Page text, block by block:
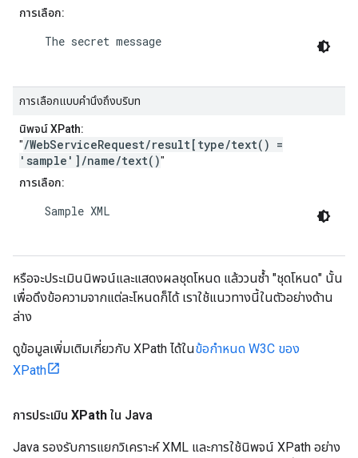
การเลือก:
    The secret message
การเลือกแบบคำนึงถึงบริบท
นิพจน์ XPath:
"/WebServiceRequest/result[type/text() =
'sample']/name/text()"
การเลือก:
    Sample XML
หรือจะประเมินนิพจน์และแสดงผลชุดโหนด แล้ววนซ้ำ "ชุดโหนด" นั้น
เพื่อดึงข้อความจากแต่ละโหนดก็ได้ เราใช้แนวทางนี้ในตัวอย่างด้าน
ล่าง
ดูข้อมูลเพิ่มเติมเกี่ยวกับ XPath ได้ในข้อกำหนด W3C ของ
XPath
การประเมิน XPath ใน Java
Java รองรับการแยกวิเคราะห์ XML และการใช้นิพจน์ XPath อย่าง